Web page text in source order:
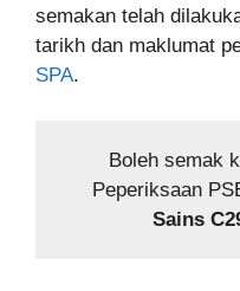
semakan telah
tarikh dan maklumat
SPA.
Boleh semak
Peperiksaan
Sains